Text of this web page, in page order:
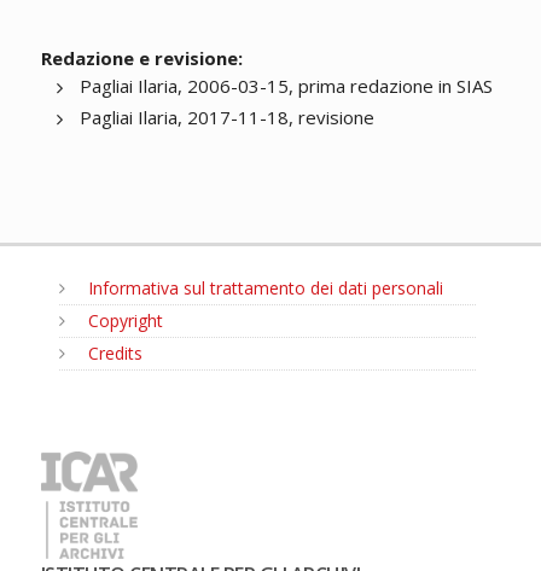
Redazione e revisione:
Pagliai Ilaria, 2006-03-15, prima redazione in SIAS
Pagliai Ilaria, 2017-11-18, revisione
Informativa sul trattamento dei dati personali
Copyright
Credits